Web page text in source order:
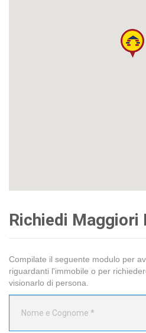
Richiedi Maggiori
Compilate il seguente modulo per
riguardanti l'immobile o per
visionarlo di persona.